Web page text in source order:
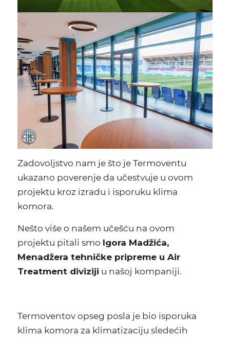
Zadovoljstvo nam je što je Termoventu
ukazano poverenje da učestvuje u ovom
projektu kroz izradu i isporuku klima
komora.
Nešto više o našem učešću na ovom
projektu pitali smo Igora Madžića,
Menadžera tehničke pripreme u Air
Treatment diviziji u našoj kompaniji.
Termoventov opseg posla je bio isporuka
klima komora za klimatizaciju sledećih